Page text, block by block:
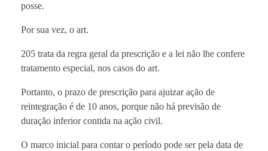
posse.
Por sua vez, o art.
205 trata da regra geral da prescrição e a lei não lhe confere
tratamento especial, nos casos do art.
Portanto, o prazo de prescrição para ajuizar ação de
reintegração é de 10 anos, porque não há previsão de
duração inferior contida na ação civil.
O marco inicial para contar o período pode ser pela data de